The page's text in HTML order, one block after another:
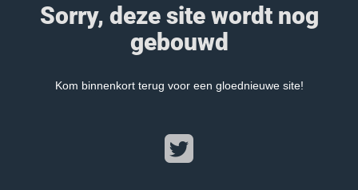
Sorry, deze site wordt nog
gebouwd
Kom binnenkort terug voor een gloednieuwe site!